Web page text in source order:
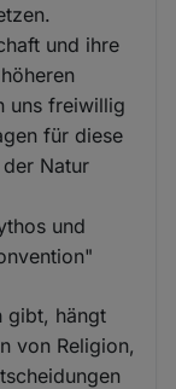
und ihre
uns freiwillig
für diese
Natur
und
gibt, hängt
von Religion,